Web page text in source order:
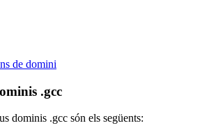
de domini
.gcc
dominis .gcc són els següents: